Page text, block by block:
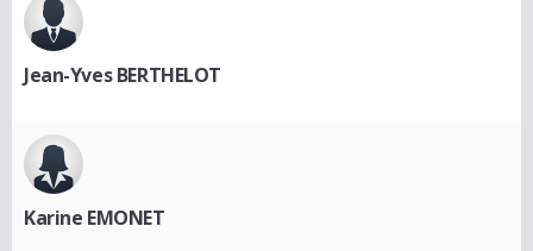
Jean-Yves BERTHELOT
Karine EMONET